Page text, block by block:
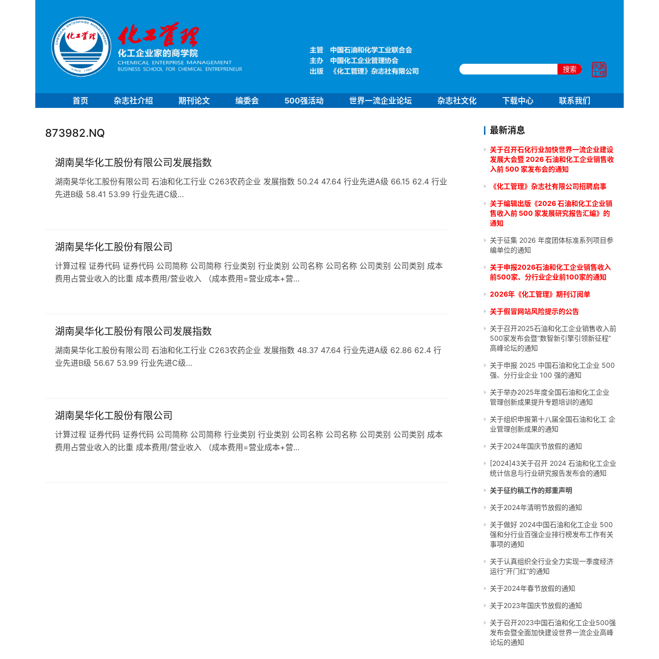
搜索
首页 杂志社介绍 期刊论文 编委会 500强活动 世界一流企业论坛 杂志社文化 下载中心 联系我们
873982.NQ
湖南昊华化工股份有限公司发展指数
湖南昊华化工股份有限公司 石油和化工行业 C263农药企业 发展指数 50.24 47.64 行业先进A级 66.15 62.4 行业
先进B级 58.41 53.99 行业先进C级…
湖南昊华化工股份有限公司
计算过程 证券代码 证券代码 公司简称 公司简称 行业类别 行业类别 公司名称 公司名称 公司类别 公司类别 成本
费用占营业收入的比重 成本费用/营业收入 （成本费用=营业成本+营…
湖南昊华化工股份有限公司发展指数
湖南昊华化工股份有限公司 石油和化工行业 C263农药企业 发展指数 48.37 47.64 行业先进A级 62.86 62.4 行
业先进B级 56.67 53.99 行业先进C级…
湖南昊华化工股份有限公司
计算过程 证券代码 证券代码 公司简称 公司简称 行业类别 行业类别 公司名称 公司名称 公司类别 公司类别 成本
费用占营业收入的比重 成本费用/营业收入 （成本费用=营业成本+营…
最新消息
关于召开石化行业加快世界一流企业建设
发展大会暨 2026 石油和化工企业销售收
入前 500 家发布会的通知
《化工管理》杂志社有限公司招聘启事
关于编辑出版《2026 石油和化工企业销
售收入前 500 家发展研究报告汇编》的
通知
关于征集 2026 年度团体标准系列项目参
编单位的通知
关于申报2026石油和化工企业销售收入
前500家、分行业企业前100家的通知
2026年《化工管理》期刊订阅单
关于假冒网站风险提示的公告
关于召开2025石油和化工企业销售收入前
500家发布会暨“数智新引擎引领新征程”
高峰论坛的通知
关于申报 2025 中国石油和化工企业 500
强、分行业企业 100 强的通知
关于举办2025年度全国石油和化工企业
管理创新成果提升专题培训的通知
关于组织申报第十八届全国石油和化工 企
业管理创新成果的通知
关于2024年国庆节放假的通知
[2024]43关于召开 2024 石油和化工企业
统计信息与行业研究报告发布会的通知
关于征约稿工作的郑重声明
关于2024年清明节放假的通知
关于做好 2024中国石油和化工企业 500
强和分行业百强企业排行榜发布工作有关
事项的通知
关于认真组织全行业全力实现一季度经济
运行“开门红”的通知
关于2024年春节放假的通知
关于2023年国庆节放假的通知
关于召开2023中国石油和化工企业500强
发布会暨全面加快建设世界一流企业高峰
论坛的通知